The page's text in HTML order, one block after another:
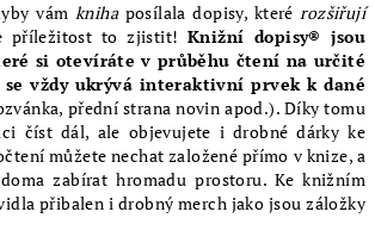
vám knihaposílala dopisy, kterérozšiřují
příležitost to zjistit! Knižní dopisy® jsou
si otevíráte v průběhu čtení na určité
vždy ukrývá interaktivní prvek k dané
přední strana novin apod.). Díky tomu
číst dál, ale objevujete i drobné dárky ke
můžete nechat založené přímo v knize, a
zabírat hromadu prostoru. Ke knižním
přibalen i drobný merch jako jsou záložky